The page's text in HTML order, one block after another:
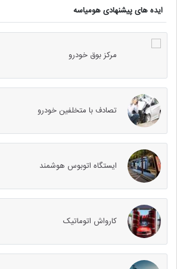
ایده های پیشنهادی هومیاسه
مرکز بوق خودرو
تصادف با متخلفین خودرو
ایستگاه اتوبوس هوشمند
کارواش اتوماتیک